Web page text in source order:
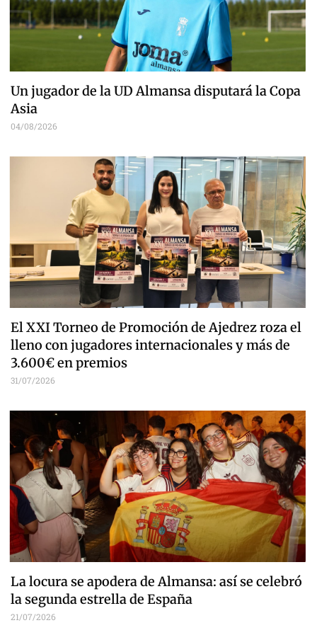
Un jugador de la UD Almansa disputará la Copa
Asia
04/08/2026
El XXI Torneo de Promoción de Ajedrez roza el
lleno con jugadores internacionales y más de
3.600€ en premios
31/07/2026
La locura se apodera de Almansa: así se celebró
la segunda estrella de España
21/07/2026